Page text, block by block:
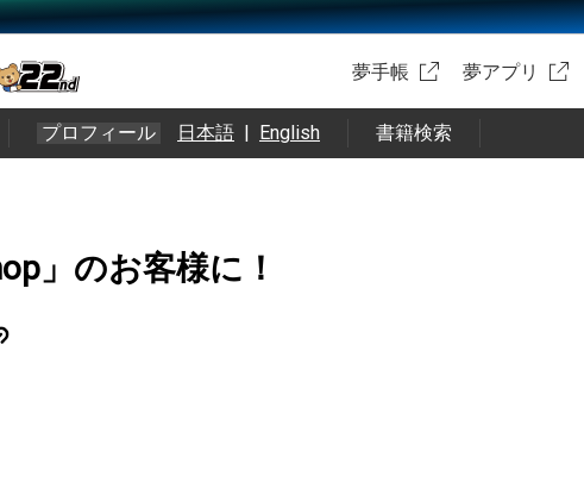
夢手帳 夢アプリ
プロフィール 日本語 | English 書籍検索
」のお客様に！